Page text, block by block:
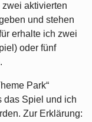
aktivierten
und stehen
erhalte ich zwei
oder fünf
Park“
das Spiel und ich
Zur Erklärung: